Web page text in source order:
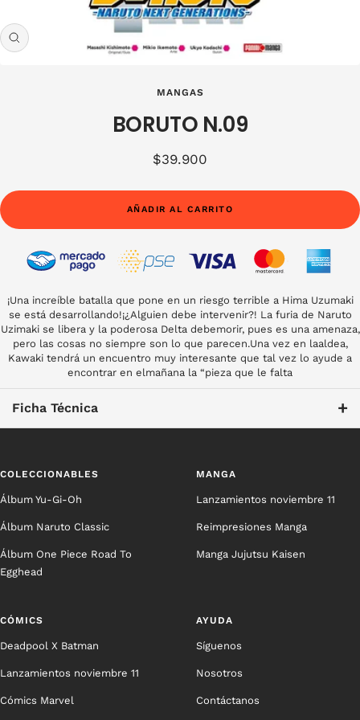
Zoom
MANGAS
BORUTO N.09
Precio
venta
$39.900
AÑADIR AL CARRITO
¡Una increíble batalla que pone en un riesgo terrible a Hima Uzumaki
se está desarrollando!¡¿Alguien debe intervenir?! La furia de Naruto
Uzimaki se libera y la poderosa Delta debemorir, pues es una amenaza,
pero las cosas no siempre son lo que parecen.Una vez en laaldea,
Kawaki tendrá un encuentro muy interesante que tal vez lo ayude a
encontrar en elmañana la “pieza que le falta
Ficha Técnica +
COLECCIONABLES
Álbum Yu-Gi-Oh
Álbum Naruto Classic
Álbum One Piece Road To
Egghead
MANGA
Lanzamientos noviembre 11
Reimpresiones Manga
Manga Jujutsu Kaisen
CÓMICS
Deadpool X Batman
Lanzamientos noviembre 11
Cómics Marvel
AYUDA
Síguenos
Nosotros
Contáctanos